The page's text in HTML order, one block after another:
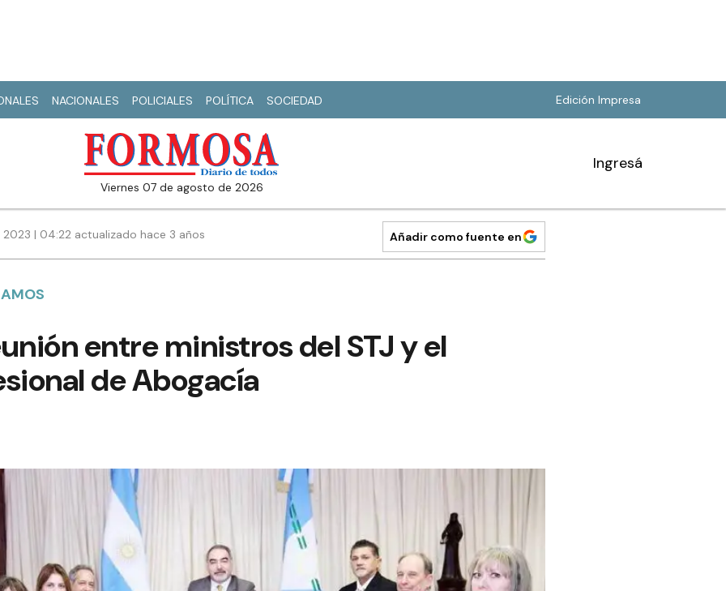
NACIONALES POLICIALES POLÍTICA SOCIEDAD Edición Impresa
viernes 07 de agosto de 2026
Ingresá
| 04:22 actualizado hace 3 años Añadir como fuente en
entre ministros del STJ y el
de Abogacía